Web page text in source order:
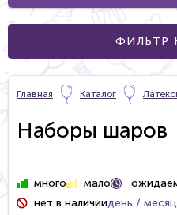
ФИЛЬТР
Главная Каталог
Наборы шаров
много мало
нет в наличиидень / месяц